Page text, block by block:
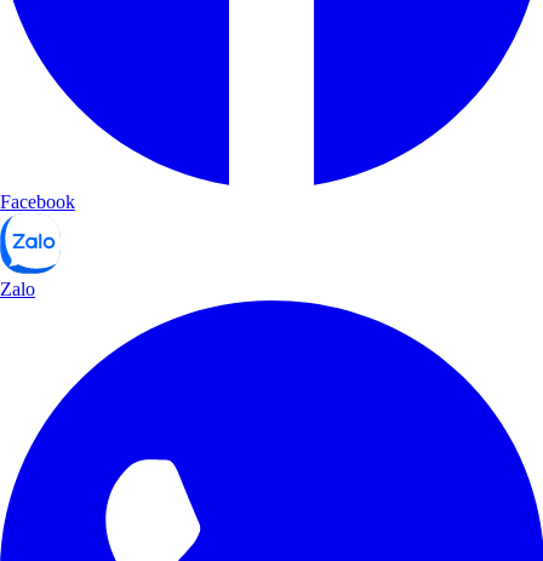
Facebook
Zalo